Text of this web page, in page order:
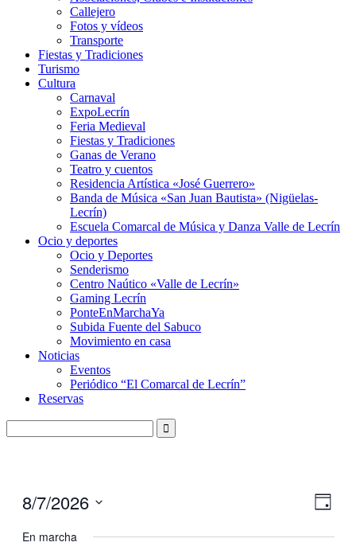
Callejero
Fotos y vídeos
Transporte
Fiestas y Tradiciones
Turismo
Cultura
Carnaval
ExpoLecrín
Feria Medieval
Fiestas y Tradiciones
Ganas de Verano
Teatro y cuentos
Residencia Artística «José Guerrero»
Banda de Música «San Juan Bautista» (Nigüelas-
Lecrín)
Escuela Comarcal de Música y Danza Valle de Lecrín
Ocio y deportes
Ocio y Deportes
Senderismo
Centro Naútico «Valle de Lecrín»
Gaming Lecrín
PonteEnMarchaYa
Subida Fuente del Sabuco
Movimiento en casa
Noticias
Eventos
Periódico “El Comarcal de Lecrín”
Reservas
vistas
de
vistas
Día
8/7/2026
fecha.
En marcha